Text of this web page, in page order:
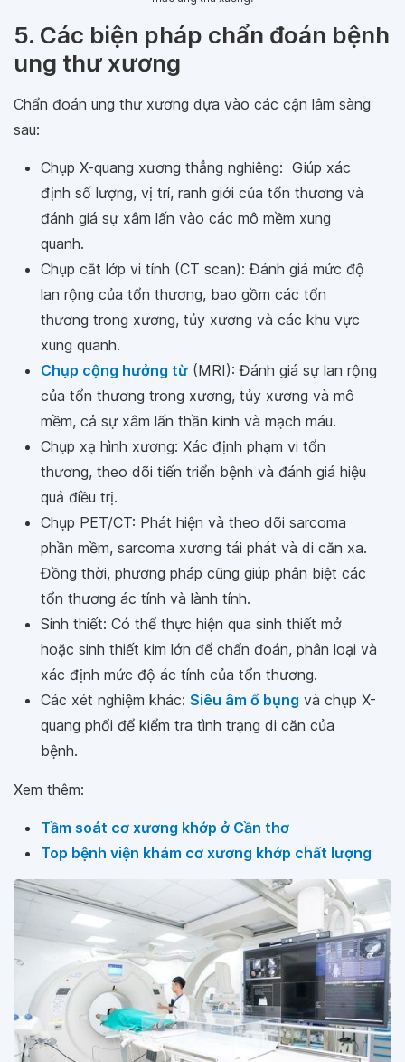
5. Các biện pháp chẩn đoán bệnh
ung thư xương
Chẩn đoán ung thư xương dựa vào các cận lâm sàng
sau:
Chụp X-quang xương thẳng nghiêng: Giúp xác
định số lượng, vị trí, ranh giới của tổn thương và
đánh giá sự xâm lấn vào các mô mềm xung
quanh.
Chụp cắt lớp vi tính (CT scan): Đánh giá mức độ
lan rộng của tổn thương, bao gồm các tổn
thương trong xương, tủy xương và các khu vực
xung quanh.
Chụp cộng hưởng từ (MRI): Đánh giá sự lan rộng
của tổn thương trong xương, tủy xương và mô
mềm, cả sự xâm lấn thần kinh và mạch máu.
Chụp xạ hình xương: Xác định phạm vi tổn
thương, theo dõi tiến triển bệnh và đánh giá hiệu
quả điều trị.
Chụp PET/CT: Phát hiện và theo dõi sarcoma
phần mềm, sarcoma xương tái phát và di căn xa.
Đồng thời, phương pháp cũng giúp phân biệt các
tổn thương ác tính và lành tính.
Sinh thiết: Có thể thực hiện qua sinh thiết mở
hoặc sinh thiết kim lớn để chẩn đoán, phân loại và
xác định mức độ ác tính của tổn thương.
Các xét nghiệm khác: Siêu âm ổ bụng và chụp X-
quang phổi để kiểm tra tình trạng di căn của
bệnh.
Xem thêm:
Tầm soát cơ xương khớp ở Cần thơ
Top bệnh viện khám cơ xương khớp chất lượng